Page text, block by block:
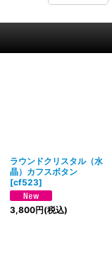
ラウンドクリスタル（水
晶）カフスボタン
[cf523]
3,800円(税込)